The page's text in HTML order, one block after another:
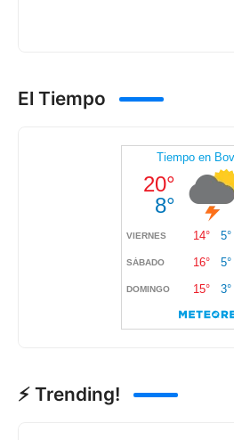
El Tiempo
⚡ Trending!